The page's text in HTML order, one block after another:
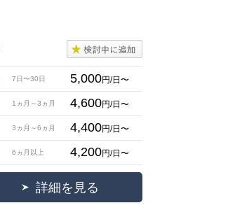
7日〜30日 5,000円/日〜
1ヵ月～3ヵ月 4,600円/日〜
3ヵ月～6ヵ月 4,400円/日〜
6ヵ月以上 4,200円/日〜
詳細を見る